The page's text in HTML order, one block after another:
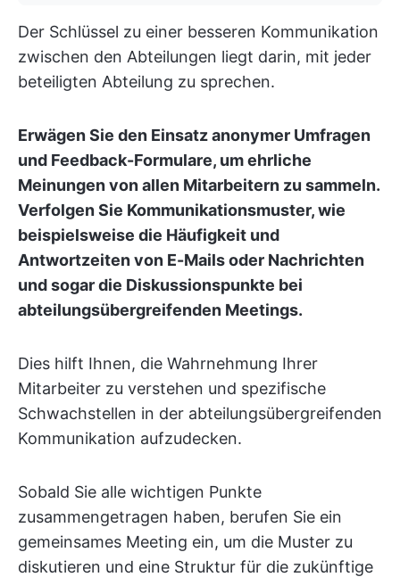
Der Schlüssel zu einer besseren Kommunikation
zwischen den Abteilungen liegt darin, mit jeder
beteiligten Abteilung zu sprechen.
Erwägen Sie den Einsatz anonymer Umfragen
und Feedback-Formulare, um ehrliche
Meinungen von allen Mitarbeitern zu sammeln.
Verfolgen Sie Kommunikationsmuster, wie
beispielsweise die Häufigkeit und
Antwortzeiten von E-Mails oder Nachrichten
und sogar die Diskussionspunkte bei
abteilungsübergreifenden Meetings.
Dies hilft Ihnen, die Wahrnehmung Ihrer
Mitarbeiter zu verstehen und spezifische
Schwachstellen in der abteilungsübergreifenden
Kommunikation aufzudecken.
Sobald Sie alle wichtigen Punkte
zusammengetragen haben, berufen Sie ein
gemeinsames Meeting ein, um die Muster zu
diskutieren und eine Struktur für die zukünftige